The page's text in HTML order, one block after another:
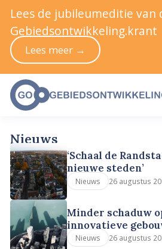
Nieuws
‘Schaal de
nieuwe steden’
Nieuws 26 augustus
Minder schaduw
innovatieve
Nieuws 26 augustus
Lees de jubileumeditie van
Gebiedsontwikkeling.krant
Lees meer →